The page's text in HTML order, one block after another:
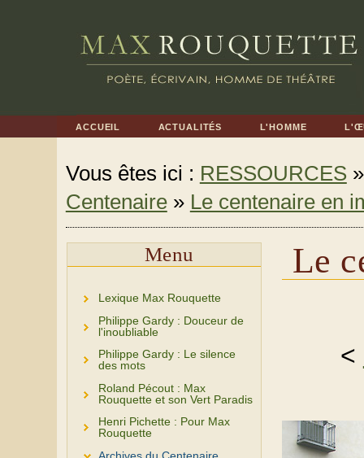
ACCUEIL ACTUALITÉS L'HOMME
Vous êtes ici : RESSOURCES
Centenaire» Le centenaire en
Menu
Lexique Max Rouquette
Philippe Gardy : Douceur de
l'inoubliable
Philippe Gardy : Le silence
des mots
Roland Pécout : Max
Rouquette et son Vert Paradis
Henri Pichette : Pour Max
Rouquette
Le
<